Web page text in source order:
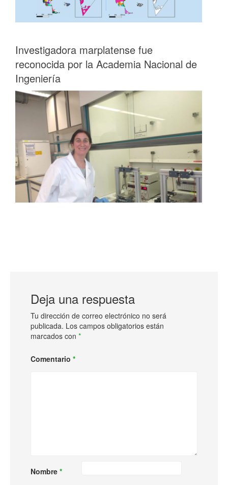
Investigadora marplatense fue
reconocida por la Academia Nacional de
Ingeniería
Deja una respuesta
Tu dirección de correo electrónico no será
publicada. Los campos obligatorios están
marcados con *
Comentario *
Nombre *